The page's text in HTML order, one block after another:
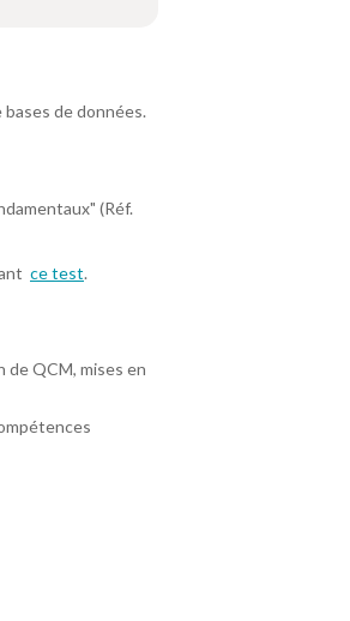
de données.
(Réf.
ce test.
de QCM, mises en